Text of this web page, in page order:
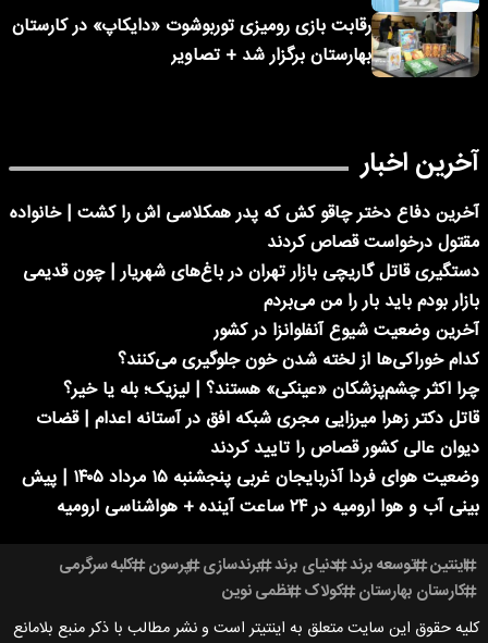
رقابت بازی رومیزی توربوشوت «دایکاپ» در کارستان
بهارستان برگزار شد + تصاویر
آخرین اخبار
آخرین دفاع دختر چاقو کش که پدر همکلاسی اش را کشت | خانواده
مقتول درخواست قصاص کردند
دستگیری قاتل گاریچی بازار تهران در باغ‌های شهریار | چون قدیمی
بازار بودم باید بار را من می‌بردم
آخرین وضعیت شیوع آنفلوانزا در کشور
کدام خوراکی‌ها از لخته شدن خون جلوگیری می‌کنند؟
چرا اکثر چشم‌پزشکان «عینکی» هستند؟ | لیزیک؛ بله یا خیر؟
قاتل دکتر زهرا میرزایی مجری شبکه افق در آستانه اعدام | قضات
دیوان عالی کشور قصاص را تایید کردند
وضعیت هوای فردا آذربایجان غربی پنجشنبه ۱۵ مرداد ۱۴۰۵ | پیش
بینی آب و هوا ارومیه در ۲۴ ساعت آینده + هواشناسی ارومیه
اینتین توسعه برند دنیای برند برندسازی پرسون کلبه سرگرمی
کارستان بهارستان کولاک نظمی نوین
کلیه حقوق این سایت متعلق به اینتیتر است و نشر مطالب با ذکر منبع بلامانع